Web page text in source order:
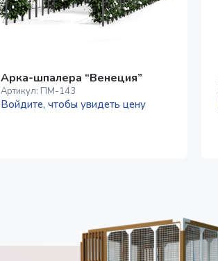
Арка-шпалера “Венеция”
Артикул: ПМ-143
Войдите, чтобы увидеть цену